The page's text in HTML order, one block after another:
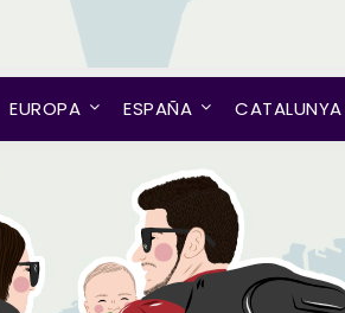
EUROPA ESPAÑA CATALUNYA